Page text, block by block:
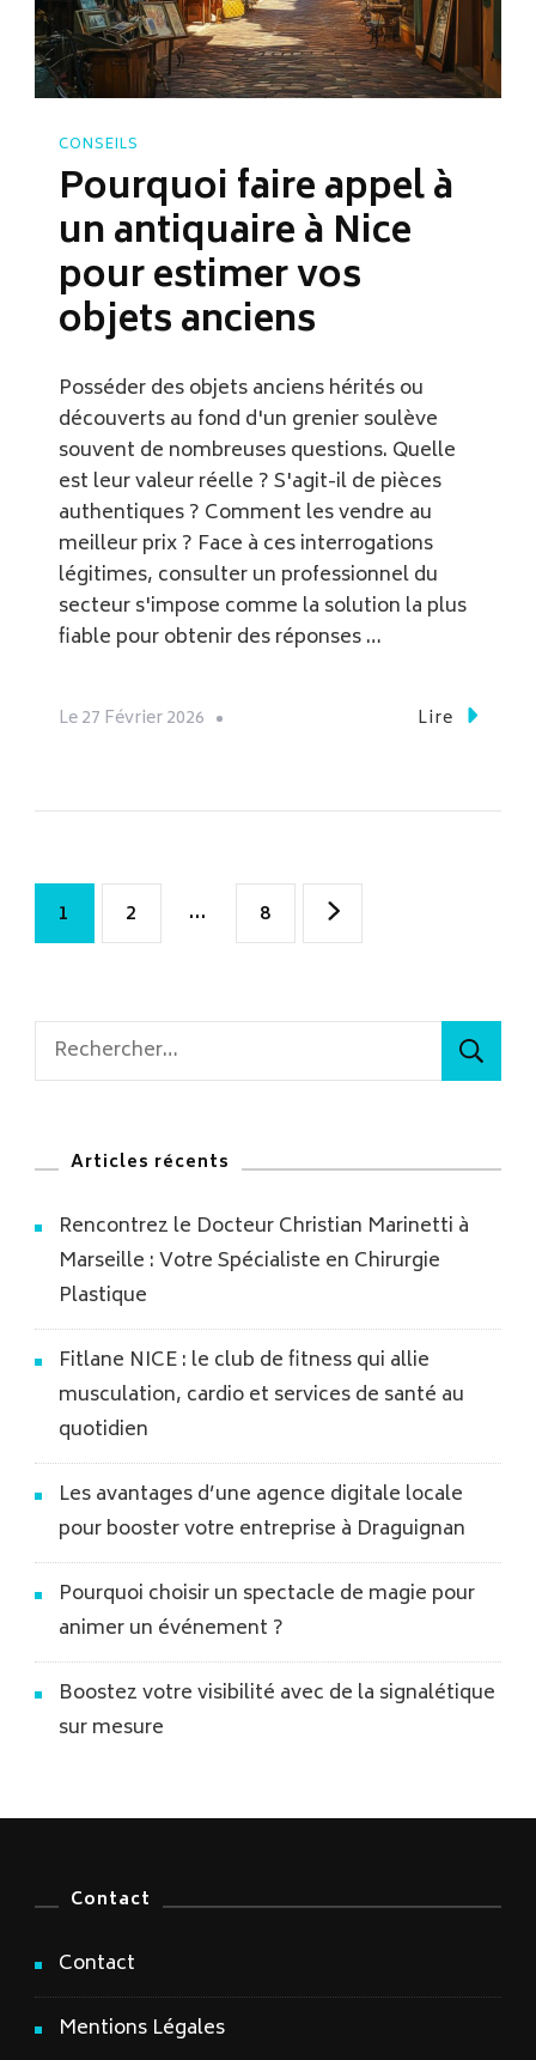
CONSEILS
Pourquoi faire appel à
un antiquaire à Nice
pour estimer vos
objets anciens
Posséder des objets anciens hérités ou
découverts au fond d'un grenier soulève
souvent de nombreuses questions. Quelle
est leur valeur réelle ? S'agit-il de pièces
authentiques ? Comment les vendre au
meilleur prix ? Face à ces interrogations
légitimes, consulter un professionnel du
secteur s'impose comme la solution la plus
fiable pour obtenir des réponses …
Le27 Février 2026 Lire
Pagination
des
publications
Page
1 Page
2 … Page
8
Rechercher :
Articles récents
Rencontrez le Docteur Christian Marinetti à
Marseille : Votre Spécialiste en Chirurgie
Plastique
Fitlane NICE : le club de fitness qui allie
musculation, cardio et services de santé au
quotidien
Les avantages d’une agence digitale locale
pour booster votre entreprise à Draguignan
Pourquoi choisir un spectacle de magie pour
animer un événement ?
Boostez votre visibilité avec de la signalétique
sur mesure
Contact
Contact
Mentions Légales